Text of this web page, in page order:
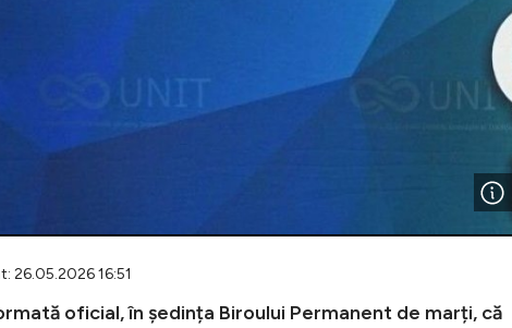
26.05.2026 16:51
oficial, în ședința Biroului Permanent de marți, că